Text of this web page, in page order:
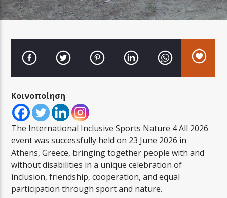
Title
Artist
LA FAMIGLIA RADIO
LA FAMIGLIA ΝΗΣΙΩΤΙΚΑ
Κοινοποίηση
The International Inclusive Sports Nature 4 All 2026
event was successfully held on 23 June 2026 in
Athens, Greece, bringing together people with and
without disabilities in a unique celebration of
inclusion, friendship, cooperation, and equal
participation through sport and nature.